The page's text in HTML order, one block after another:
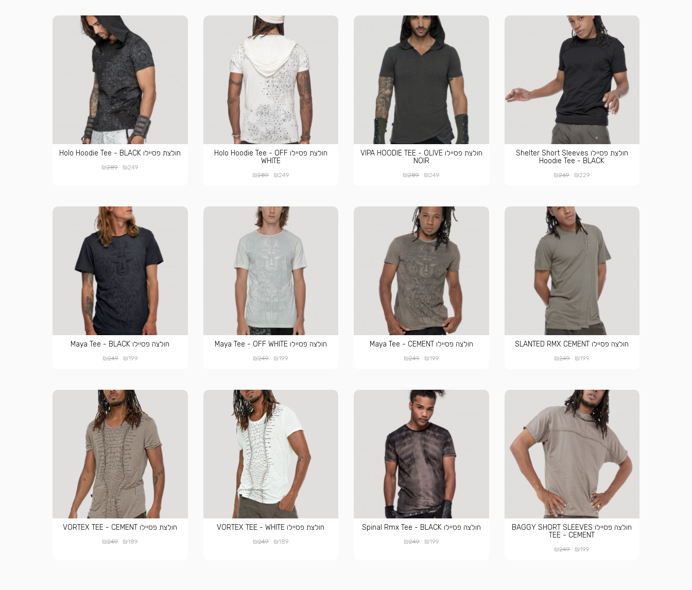
חולצת פסיילו Shelter Short Sleeves
Hoodie Tee - BLACK
₪229
₪269
חולצת פסיילו VIPA HOODIE TEE - OLIVE
NOIR
₪249
₪289
חולצת פסיילו Holo Hoodie Tee - OFF
WHITE
₪249
₪289
חולצת פסיילו Holo Hoodie Tee - BLACK
₪249
₪289
חולצה פסיילו SLANTED RMX CEMENT
₪199
₪249
חולצה פסיילו Maya Tee - CEMENT
₪199
₪249
חולצה פסיילו Maya Tee - OFF WHITE
₪199
₪249
חולצה פסיילו Maya Tee - BLACK
₪199
₪249
חולצה פסיילו BAGGY SHORT SLEEVES
TEE - CEMENT
₪199
₪249
חולצה פסיילו Spinal Rmx Tee - BLACK
₪199
₪249
חולצת פסיילו VORTEX TEE - WHITE
₪189
₪249
חולצת פסיילו VORTEX TEE - CEMENT
₪189
₪249